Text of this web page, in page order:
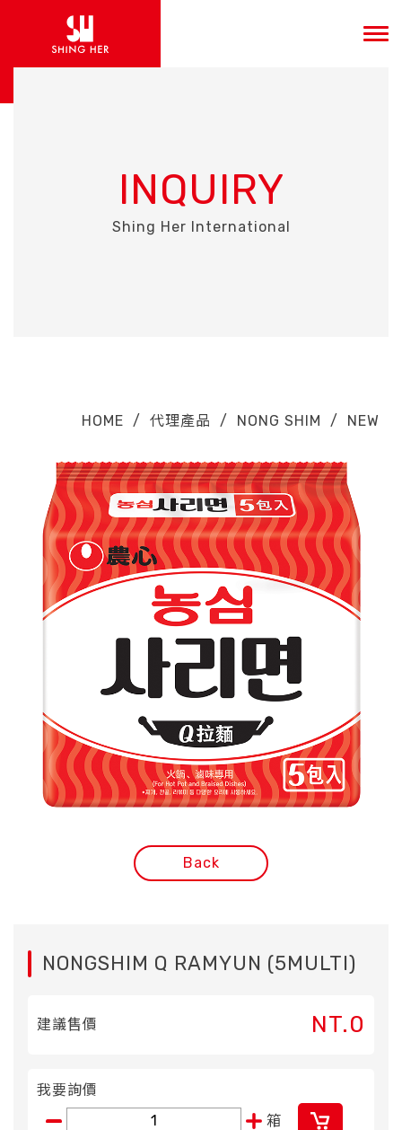
INQUIRY
Shing Her International
HOME / 代理產品 / NONG SHIM / NEW
Back
NONGSHIM Q RAMYUN (5MULTI)
建議售價 NT.0
我要詢價
箱